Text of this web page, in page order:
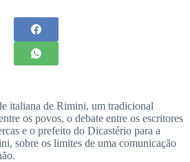
italiana de Rimini, um tradicional
os povos, o debate entre os escritores
e o prefeito do Dicastério para a
sobre os limites de uma comunicação